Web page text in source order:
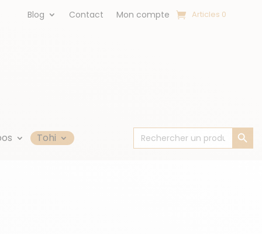
Blog Contact Mon compte Articles 0
Tohi
Search
for:
Search Button